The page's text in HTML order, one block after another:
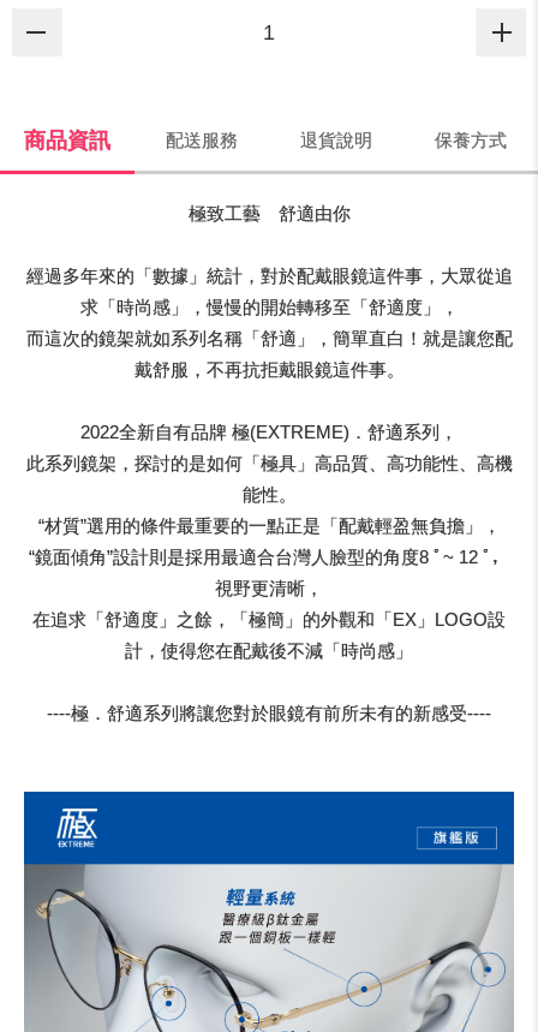
商品資訊 配送服務 退貨說明 保養方式
極致工藝 舒適由你
經過多年來的「數據」統計，對於配戴眼鏡這件事，大眾從追
求「時尚感」，慢慢的開始轉移至「舒適度」，
而這次的鏡架就如系列名稱「舒適」，簡單直白！就是讓您配
戴舒服，不再抗拒戴眼鏡這件事。
2022全新自有品牌 極(EXTREME)．舒適系列，
此系列鏡架，探討的是如何「極具」高品質、高功能性、高機
能性。
“材質”選用的條件最重要的一點正是「配戴輕盈無負擔」，
“鏡面傾角”設計則是採用最適合台灣人臉型的角度8 ﾟ~ 12 ﾟ，
視野更清晰，
在追求「舒適度」之餘，「極簡」的外觀和「EX」LOGO設
計，使得您在配戴後不減「時尚感」
----極．舒適系列將讓您對於眼鏡有前所未有的新感受----